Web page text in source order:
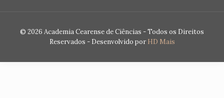
© 2026 Academia Cearense de Ciências - Todos os Direitos
Reservados - Desenvolvido por HD Mais